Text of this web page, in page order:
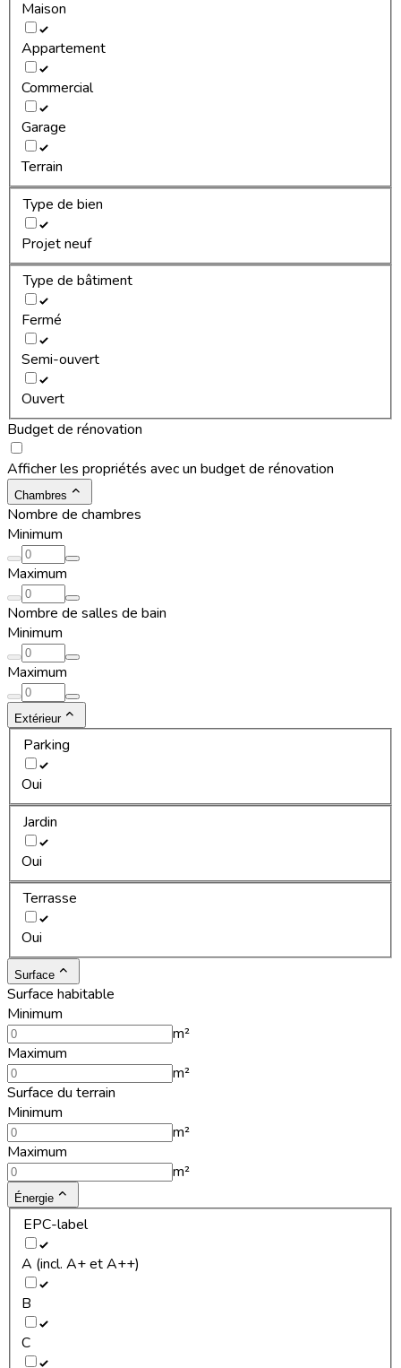
Maison
Appartement
Commercial
Garage
Terrain
Type de bien
Projet neuf
Type de bâtiment
Fermé
Semi-ouvert
Ouvert
Budget de rénovation
Afficher les propriétés avec un budget de rénovation
Chambres
Nombre de chambres
Minimum
Maximum
Nombre de salles de bain
Minimum
Maximum
Extérieur
Parking
Oui
Jardin
Oui
Terrasse
Oui
Surface
Surface habitable
Minimum
m²
Maximum
m²
Surface du terrain
Minimum
m²
Maximum
m²
Énergie
EPC-label
A (incl. A+ et A++)
B
C